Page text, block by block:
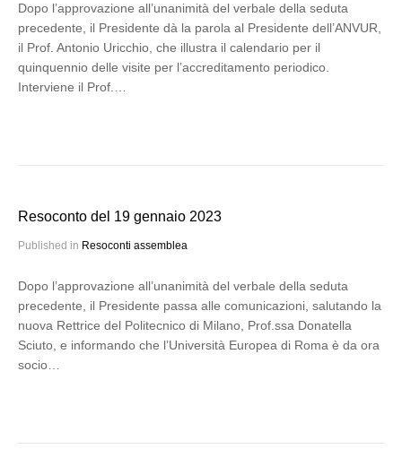
Dopo l’approvazione all’unanimità del verbale della seduta
precedente, il Presidente dà la parola al Presidente dell’ANVUR,
il Prof. Antonio Uricchio, che illustra il calendario per il
quinquennio delle visite per l’accreditamento periodico.
Interviene il Prof.…
Resoconto del 19 gennaio 2023
Published in Resoconti assemblea
Dopo l’approvazione all’unanimità del verbale della seduta
precedente, il Presidente passa alle comunicazioni, salutando la
nuova Rettrice del Politecnico di Milano, Prof.ssa Donatella
Sciuto, e informando che l’Università Europea di Roma è da ora
socio…